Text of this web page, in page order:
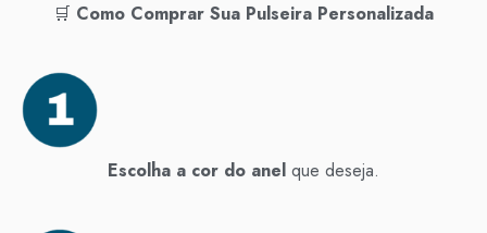
🛒 Como Comprar Sua Pulseira Personalizada
Escolha a cor do anel que deseja.